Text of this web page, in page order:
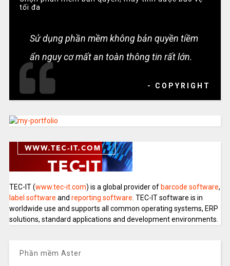
tối đa
Sử dụng phần mềm không bản quyền tiềm
ẩn nguy cơ mất an toàn thông tin rất lớn.
- COPYRIGHT
TEC-IT (www.tec-it.com) is a global provider ofbarcode software,
label software and reporting software . TEC-IT software is in
worldwide use and supports all common operating systems, ERP
solutions, standard applications and development environments.
Phần mềm Aster